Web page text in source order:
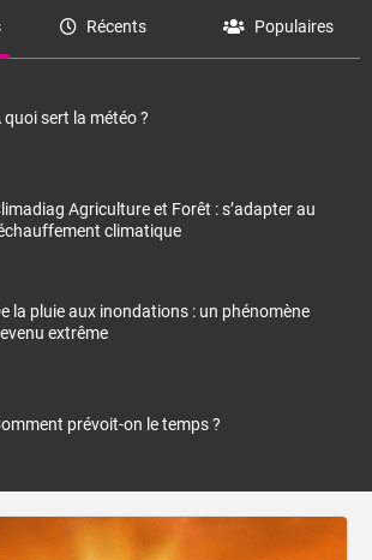
Récents Populaires
quoi sert la météo ?
Agriculture et Forêt : s’adapter au
climatique
la pluie aux inondations : un phénomène
extrême
prévoit-on le temps ?